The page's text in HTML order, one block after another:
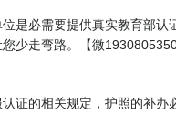
是必需要提供真实教育部
少走弯路。【微1930805350
证的相关规定，护照的补